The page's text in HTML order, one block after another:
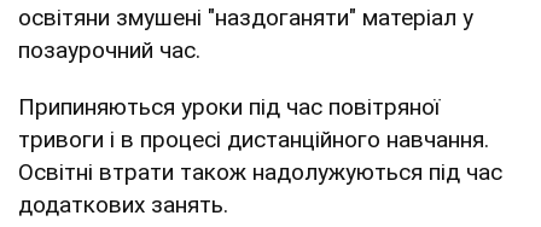
освітяни змушені "наздоганяти" матеріал у
позаурочний час.
Припиняються уроки під час повітряної
тривоги і в процесі дистанційного навчання.
Освітні втрати також надолужуються під час
додаткових занять.